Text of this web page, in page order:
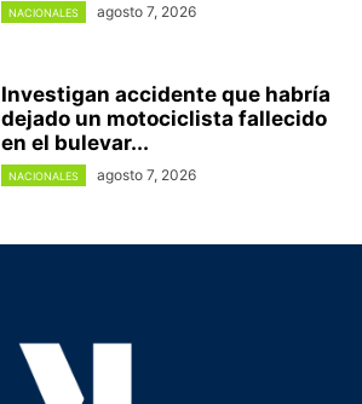
NACIONALES agosto 7, 2026
Investigan accidente que habría
dejado un motociclista fallecido
en el bulevar...
NACIONALES agosto 7, 2026